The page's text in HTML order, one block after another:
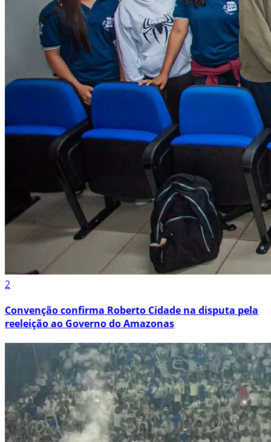
2
Convenção confirma Roberto Cidade na disputa pela
reeleição ao Governo do Amazonas